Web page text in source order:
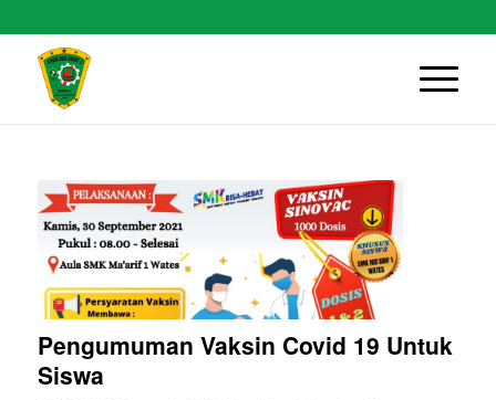
Pengumuman Vaksin Covid 19 Untuk
Siswa